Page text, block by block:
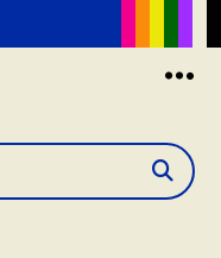
Buscar